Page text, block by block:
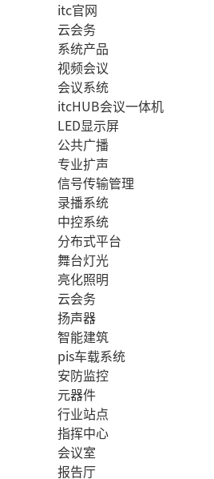
itc官网
云会务
系统产品
视频会议
会议系统
itcHUB会议一体机
LED显示屏
公共广播
专业扩声
信号传输管理
录播系统
中控系统
分布式平台
舞台灯光
亮化照明
云会务
扬声器
智能建筑
pis车载系统
安防监控
元器件
行业站点
指挥中心
会议室
报告厅